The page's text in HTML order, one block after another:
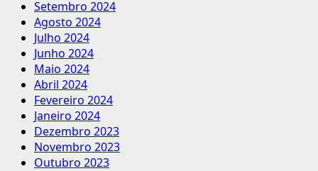
Setembro 2024
Agosto 2024
Julho 2024
Junho 2024
Maio 2024
Abril 2024
Fevereiro 2024
Janeiro 2024
Dezembro 2023
Novembro 2023
Outubro 2023